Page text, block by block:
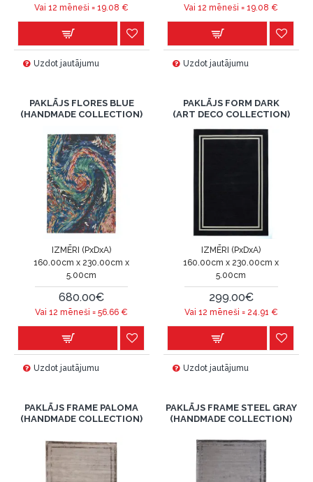
Vai 12 mēneši =19.08 €
Uzdot jautājumu
Vai 12 mēneši =19.08 €
Uzdot jautājumu
PAKLĀJS FLORES BLUE
(HANDMADE COLLECTION)
IZMĒRI (PxDxA)
160.00cm x 230.00cm x
5.00cm
680.00€
Vai 12 mēneši =56.66 €
Uzdot jautājumu
PAKLĀJS FORM DARK
(ART DECO COLLECTION)
IZMĒRI (PxDxA)
160.00cm x 230.00cm x
5.00cm
299.00€
Vai 12 mēneši = 24.91 €
Uzdot jautājumu
PAKLĀJS FRAME PALOMA
(HANDMADE COLLECTION)
PAKLĀJS FRAME STEEL GRAY
(HANDMADE COLLECTION)